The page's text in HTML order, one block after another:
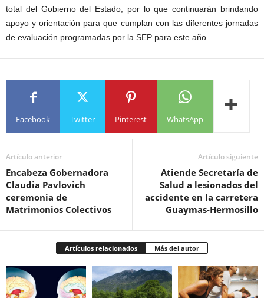
total del Gobierno del Estado, por lo que continuarán brindando
apoyo y orientación para que cumplan con las diferentes jornadas
de evaluación programadas por la SEP para este año.
Facebook Twitter Pinterest WhatsApp
Artículo anterior
Encabeza Gobernadora
Claudia Pavlovich
ceremonia de
Matrimonios Colectivos
Artículo siguiente
Atiende Secretaría de
Salud a lesionados del
accidente en la carretera
Guaymas-Hermosillo
Artículos relacionados Más del autor